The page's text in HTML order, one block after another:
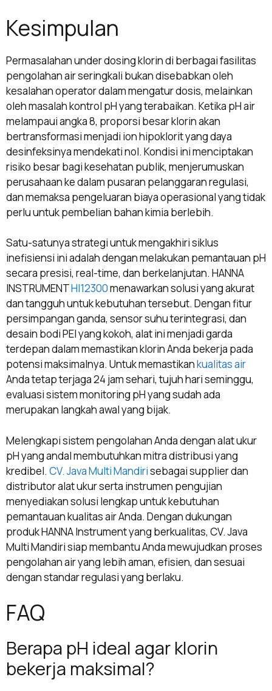
Kesimpulan
Permasalahan under dosing klorin di berbagai fasilitas
pengolahan air seringkali bukan disebabkan oleh
kesalahan operator dalam mengatur dosis, melainkan
oleh masalah kontrol pH yang terabaikan. Ketika pH air
melampaui angka 8, proporsi besar klorin akan
bertransformasi menjadi ion hipoklorit yang daya
desinfeksinya mendekati nol. Kondisi ini menciptakan
risiko besar bagi kesehatan publik, menjerumuskan
perusahaan ke dalam pusaran pelanggaran regulasi,
dan memaksa pengeluaran biaya operasional yang tidak
perlu untuk pembelian bahan kimia berlebih.
Satu-satunya strategi untuk mengakhiri siklus
inefisiensi ini adalah dengan melakukan pemantauan pH
secara presisi, real-time, dan berkelanjutan. HANNA
INSTRUMENTHI12300menawarkan solusi yang akurat
dan tangguh untuk kebutuhan tersebut. Dengan fitur
persimpangan ganda, sensor suhu terintegrasi, dan
desain bodi PEI yang kokoh, alat ini menjadi garda
terdepan dalam memastikan klorin Anda bekerja pada
potensi maksimalnya. Untuk memastikankualitas air
Anda tetap terjaga 24 jam sehari, tujuh hari seminggu,
evaluasi sistem monitoring pH yang sudah ada
merupakan langkah awal yang bijak.
Melengkapi sistem pengolahan Anda dengan alat ukur
pH yang andal membutuhkan mitra distribusi yang
kredibel. CV. Java Multi Mandirisebagai supplier dan
distributor alat ukur serta instrumen pengujian
menyediakan solusi lengkap untuk kebutuhan
pemantauan kualitas air Anda. Dengan dukungan
produk HANNA Instrument yang berkualitas, CV. Java
Multi Mandiri siap membantu Anda mewujudkan proses
pengolahan air yang lebih aman, efisien, dan sesuai
dengan standar regulasi yang berlaku.
FAQ
Berapa pH ideal agar klorin
bekerja maksimal?